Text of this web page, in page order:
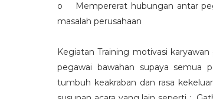
o Mempererat hubungan antar
masalah perusahaan
Kegiatan Training motivasi
pegawai bawahan supaya semua
tumbuh keakraban dan rasa